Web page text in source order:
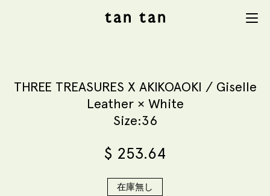
THREE TREASURES X AKIKOAOKI / Giselle
Leather × White
Size:36
$ 253.64
在庫無し